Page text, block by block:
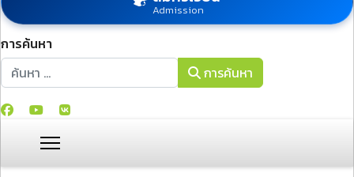
Admission
การค้นหา
การค้นหา
การค้นหา